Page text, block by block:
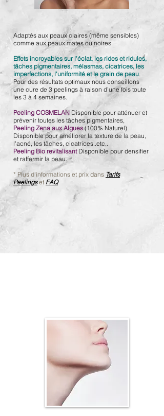
Adaptés aux peaux claires (même sensibles)
comme aux peaux mates ou noires.
Effets incroyables sur l’éclat, les rides et ridules,
tâches pigmentaires, mélasmas, cicatrices, les
imperfections, l'uniformité et le grain de peau.
Pour des résultats optimaux nous conseillons
une cure de 3 peelings à raison d’une fois toute
les 3 à 4 semaines.
Peeling COSMELAN Disponible pour atténuer et
prévenir toutes les tâches pigmentaires,
Peeling Zena aux Algues(100% Naturel)
Disponible pour améliorer la texture de la peau,
l'acné, les tâches, cicatrices..etc..
Peeling Bio revitalisantDisponible pour densifier
et raffermir la peau.
* Plus d'informations et prix dans Tarifs
Peelingset FAQ